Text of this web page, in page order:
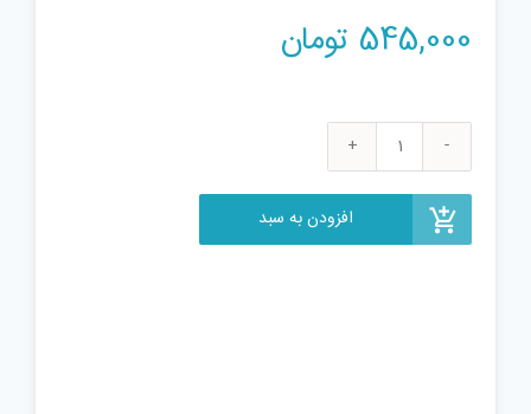
545,000 تومان
پشم
D100
افزودن به سبد